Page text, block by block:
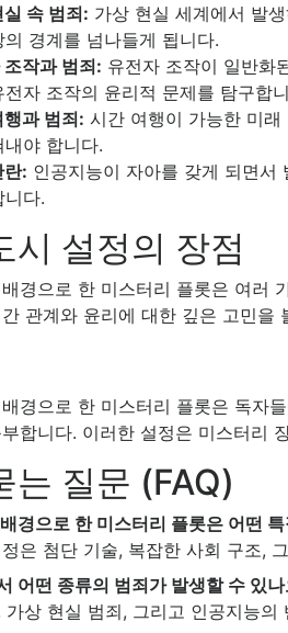
실 속 범죄: 가상 현실 세계에서 발
의 경계를 넘나들게 됩니다.
조작과 범죄: 유전자 조작이 일반화
전자 조작의 윤리적 문제를 탐구합
과 범죄: 시간 여행이 가능한 미
내야 합니다.
란: 인공지능이 자아를 갖게 되면서
니다.
시 설정의 장점
경으로 한 미스터리 플롯은 여러
관계와 윤리에 대한 깊은 고민을
경으로 한 미스터리 플롯은 독자
합니다. 이러한 설정은 미스터리
는 질문 (FAQ)
경으로 한 미스터리 플롯은 어떤
은 첨단 기술, 복잡한 사회 구조,
어떤 종류의 범죄가 발생할 수 있
가상 현실 범죄, 그리고 인공지능